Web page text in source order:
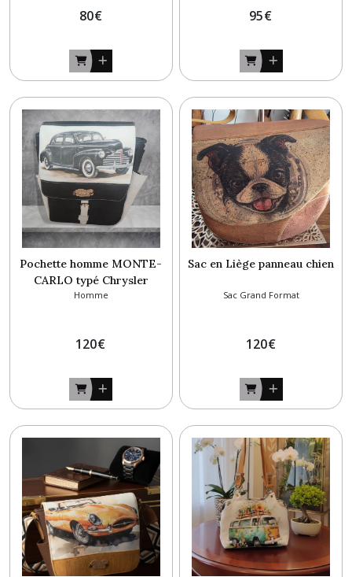
80€ 95€
Pochette homme MONTE-
CARLO typé Chrysler
Homme
120€
Sac en Liège panneau chien
Sac Grand Format
120€